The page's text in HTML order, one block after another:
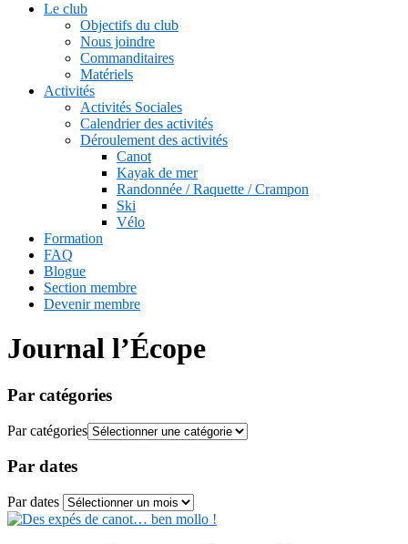
Le club
Objectifs du club
Nous joindre
Commanditaires
Matériels
Activités
Activités Sociales
Calendrier des activités
Déroulement des activités
Canot
Kayak de mer
Randonnée / Raquette / Crampon
Ski
Vélo
Formation
FAQ
Blogue
Section membre
Devenir membre
Journal l’Écope
Par catégories
Par catégories
Par dates
Par dates